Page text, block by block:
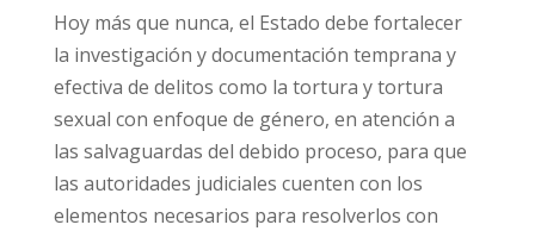
Hoy más que nunca, el Estado debe fortalecer
la investigación y documentación temprana y
efectiva de delitos como la tortura y tortura
sexual con enfoque de género, en atención a
las salvaguardas del debido proceso, para que
las autoridades judiciales cuenten con los
elementos necesarios para resolverlos con